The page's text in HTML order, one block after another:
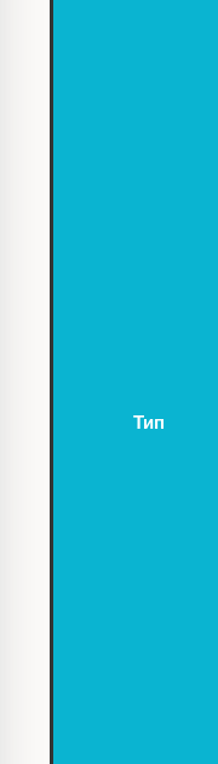
Тип